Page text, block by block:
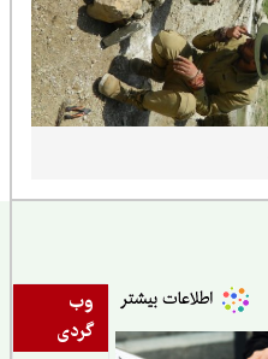
وب
گردی